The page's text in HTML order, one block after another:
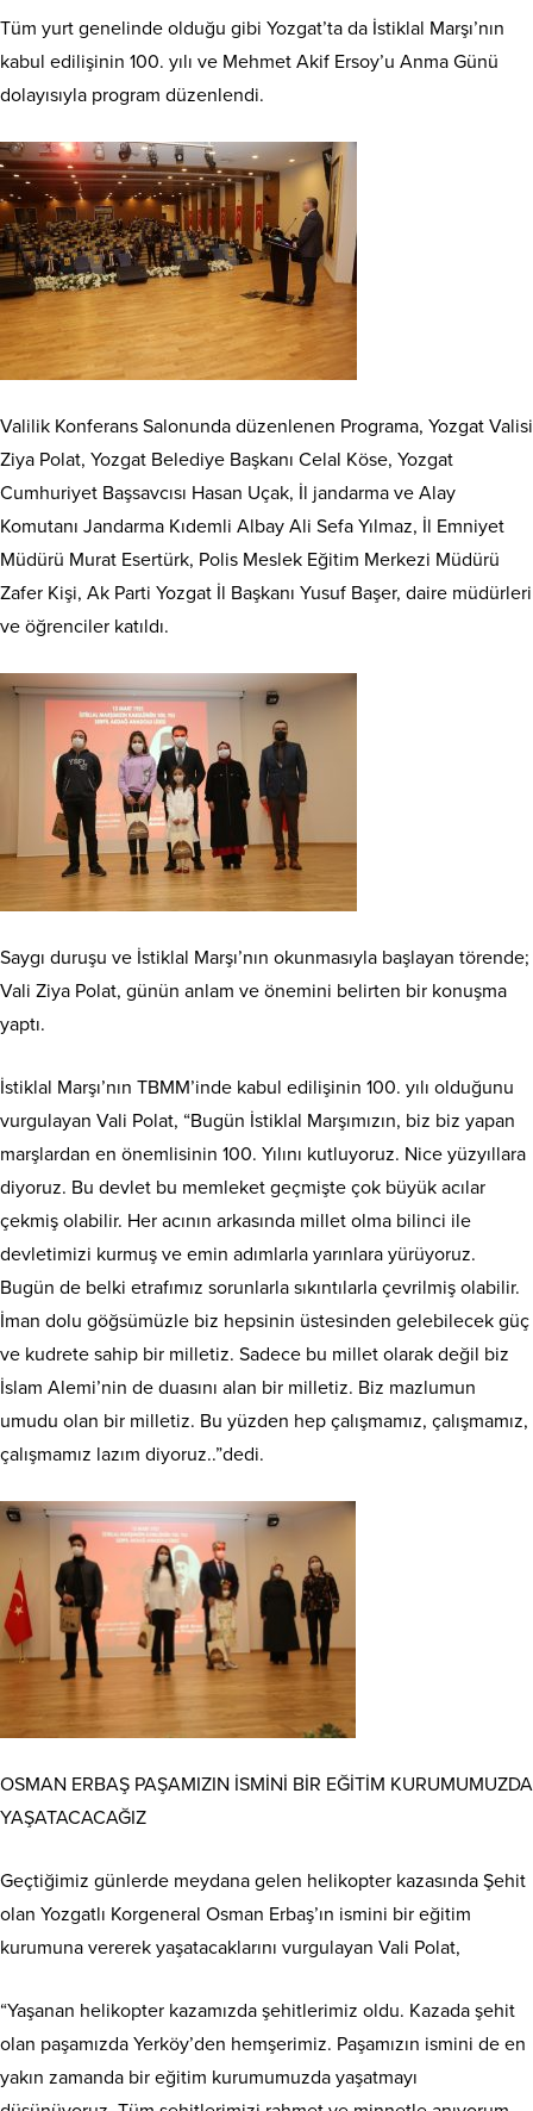
Tüm yurt genelinde olduğu gibi Yozgat’ta da İstiklal Marşı’nın
kabul edilişinin 100. yılı ve Mehmet Akif Ersoy’u Anma Günü
dolayısıyla program düzenlendi.
Valilik Konferans Salonunda düzenlenen Programa, Yozgat Valisi
Ziya Polat, Yozgat Belediye Başkanı Celal Köse, Yozgat
Cumhuriyet Başsavcısı Hasan Uçak, İl jandarma ve Alay
Komutanı Jandarma Kıdemli Albay Ali Sefa Yılmaz, İl Emniyet
Müdürü Murat Esertürk, Polis Meslek Eğitim Merkezi Müdürü
Zafer Kişi, Ak Parti Yozgat İl Başkanı Yusuf Başer, daire müdürleri
ve öğrenciler katıldı.
Saygı duruşu ve İstiklal Marşı’nın okunmasıyla başlayan törende;
Vali Ziya Polat, günün anlam ve önemini belirten bir konuşma
yaptı.
İstiklal Marşı’nın TBMM’inde kabul edilişinin 100. yılı olduğunu
vurgulayan Vali Polat, “Bugün İstiklal Marşımızın, biz biz yapan
marşlardan en önemlisinin 100. Yılını kutluyoruz. Nice yüzyıllara
diyoruz. Bu devlet bu memleket geçmişte çok büyük acılar
çekmiş olabilir. Her acının arkasında millet olma bilinci ile
devletimizi kurmuş ve emin adımlarla yarınlara yürüyoruz.
Bugün de belki etrafımız sorunlarla sıkıntılarla çevrilmiş olabilir.
İman dolu göğsümüzle biz hepsinin üstesinden gelebilecek güç
ve kudrete sahip bir milletiz. Sadece bu millet olarak değil biz
İslam Alemi’nin de duasını alan bir milletiz. Biz mazlumun
umudu olan bir milletiz. Bu yüzden hep çalışmamız, çalışmamız,
çalışmamız lazım diyoruz..”dedi.
OSMAN ERBAŞ PAŞAMIZIN İSMİNİ BİR EĞİTİM KURUMUMUZDA
YAŞATACACAĞIZ
Geçtiğimiz günlerde meydana gelen helikopter kazasında Şehit
olan Yozgatlı Korgeneral Osman Erbaş’ın ismini bir eğitim
kurumuna vererek yaşatacaklarını vurgulayan Vali Polat,
“Yaşanan helikopter kazamızda şehitlerimiz oldu. Kazada şehit
olan paşamızda Yerköy’den hemşerimiz. Paşamızın ismini de en
yakın zamanda bir eğitim kurumumuzda yaşatmayı